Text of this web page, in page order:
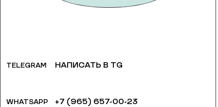
TELEGRAM
WHATSAPP
НАПИСАТЬ В TG
+7 (965) 657-00-23